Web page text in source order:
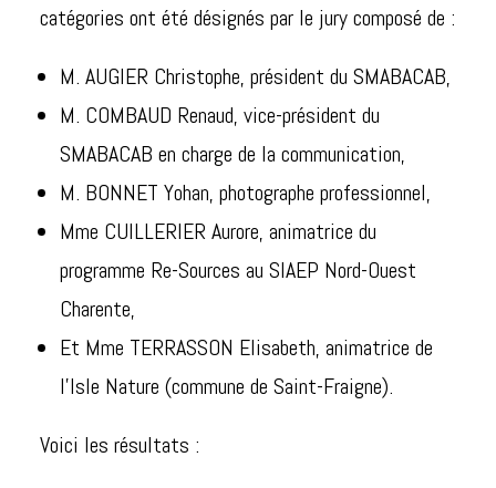
catégories ont été désignés par le jury composé de :
M. AUGIER Christophe, président du SMABACAB,
M. COMBAUD Renaud, vice-président du
SMABACAB en charge de la communication,
M. BONNET Yohan, photographe professionnel,
Mme CUILLERIER Aurore, animatrice du
programme Re-Sources au SIAEP Nord-Ouest
Charente,
Et Mme TERRASSON Elisabeth, animatrice de
l’Isle Nature (commune de Saint-Fraigne).
Voici les résultats :